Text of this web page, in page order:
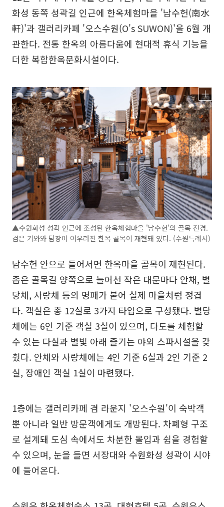
화성 동쪽 성곽길 인근에 한옥체험마을 '남수헌(南水
軒)'과 갤러리카페 '오스수원(O's SUWON)'을 6월 개
관한다. 전통 한옥의 아름다움에 현대적 휴식 기능을
더한 복합한옥문화시설이다.
▲수원화성 성곽 인근에 조성된 한옥체험마을 '남수헌'의 골목 전경.
검은 기와와 담장이 어우러진 한옥 골목이 재현돼 있다. (수원특례시)
남수헌 안으로 들어서면 한옥마을 골목이 재현된다.
좁은 골목길 양쪽으로 늘어선 작은 대문마다 안채, 별
당채, 사랑채 등의 명패가 붙어 실제 마을처럼 정겹
다. 객실은 총 12실로 3가지 타입으로 구성됐다. 별당
채에는 6인 기준 객실 3실이 있으며, 다도를 체험할
수 있는 다실과 별빛 아래 즐기는 야외 스파시설을 갖
췄다. 안채와 사랑채에는 4인 기준 6실과 2인 기준 2
실, 장애인 객실 1실이 마련됐다.
1층에는 갤러리카페 겸 라운지 '오스수원'이 숙박객
뿐 아니라 일반 방문객에게도 개방된다. 차폐형 구조
로 설계돼 도심 속에서도 차분한 몰입과 쉼을 경험할
수 있으며, 눈을 들면 서장대와 수원화성 성곽이 시야
에 들어온다.